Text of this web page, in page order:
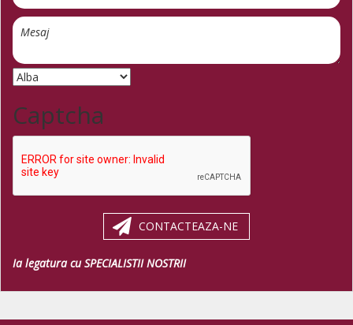
Captcha
CONTACTEAZA-NE
Ia legatura cu SPECIALISTII NOSTRII